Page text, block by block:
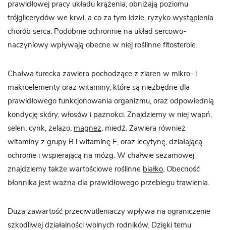
prawidłowej pracy układu krążenia, obniżają poziomu
trójglicerydów we krwi, a co za tym idzie, ryzyko wystąpienia
chorób serca. Podobnie ochronnie na układ sercowo-
naczyniowy wpływają obecne w niej roślinne fitosterole.
Chałwa turecka zawiera pochodzące z ziaren w mikro- i
makroelementy oraz witaminy, które są niezbędne dla
prawidłowego funkcjonowania organizmu, oraz odpowiednią
kondycję skóry, włosów i paznokci. Znajdziemy w niej wapń,
selen, cynk, żelazo, magnez, miedź. Zawiera również
witaminy z grupy B i witaminę E, oraz lecytynę, działającą
ochronie i wspierającą na mózg. W chałwie sezamowej
znajdziemy także wartościowe roślinne białko, Obecność
błonnika jest ważna dla prawidłowego przebiegu trawienia.
Duża zawartość przeciwutleniaczy wpływa na ograniczenie
szkodliwej działalności wolnych rodników. Dzięki temu